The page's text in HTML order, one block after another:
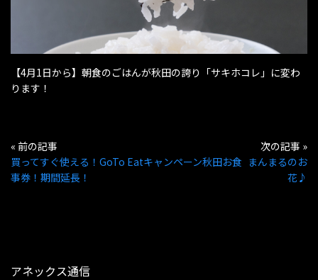
【4月1日から】朝食のごはんが秋田の誇り「サキホコレ」に変わ
ります！
« 前の記事
買ってすぐ使える！GoTo Eatキャンペーン秋田お食
事券！期間延長！
次の記事 »
まんまるのお
花♪
アネックス通信